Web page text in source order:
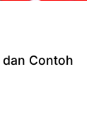
dan Contoh